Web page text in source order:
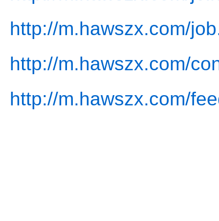
http://m.hawszx.com/
http://m.hawszx.com/
http://m.hawszx.com/